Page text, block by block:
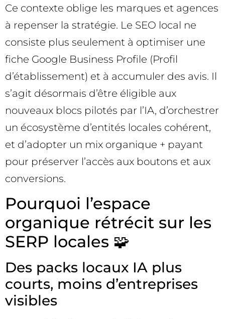
Ce contexte oblige les marques et agences
à repenser la stratégie. Le SEO local ne
consiste plus seulement à optimiser une
fiche Google Business Profile (Profil
d’établissement) et à accumuler des avis. Il
s’agit désormais d’être éligible aux
nouveaux blocs pilotés par l’IA, d’orchestrer
un écosystème d’entités locales cohérent,
et d’adopter un mix organique + payant
pour préserver l’accès aux boutons et aux
conversions.
Pourquoi l’espace
organique rétrécit sur les
SERP locales 🧩
Des packs locaux IA plus
courts, moins d’entreprises
visibles